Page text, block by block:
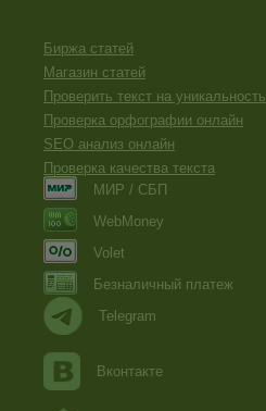
Биржа статей
Магазин статей
Проверить текст на уникальность
Проверка орфографии онлайн
SEO анализ онлайн
Проверка качества текста
МИР / СБП
WebMoney
Volet
Безналичный платеж
Telegram
Вконтакте